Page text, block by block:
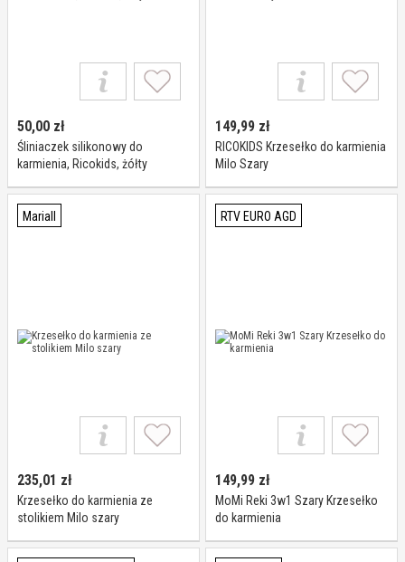
50,00 zł
Śliniaczek silikonowy do
karmienia, Ricokids, żółty
149,99 zł
RICOKIDS Krzesełko do karmienia
Milo Szary
Mariall
235,01 zł
Krzesełko do karmienia ze
stolikiem Milo szary
RTV EURO AGD
149,99 zł
MoMi Reki 3w1 Szary Krzesełko
do karmienia